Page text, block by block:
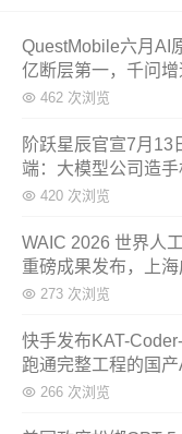
QuestMobile六月AI
亿断层第一，千问
462 次浏览
阶跃星辰官宣7月13
端：大模型公司造手
420 次浏览
WAIC 2026 世界人
重磅成果发布，上
273 次浏览
快手发布KAT-
跑通完整工程的国
266 次浏览